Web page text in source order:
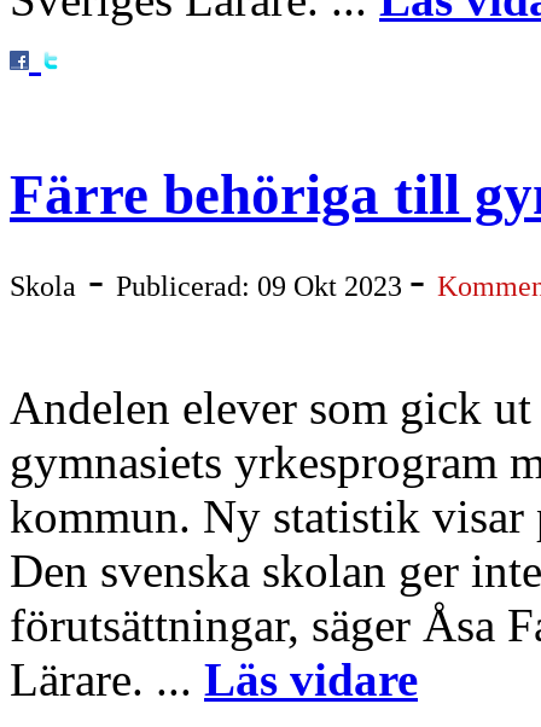
Färre behöriga till
Skola - Publicerad: 09 Okt 2023 -
Andelen elever som gick
gymnasiets yrkesprogram
kommun. Ny statistik
Den svenska skolan ger
förutsättningar, säger Åsa
Lärare. ... Läs vidare